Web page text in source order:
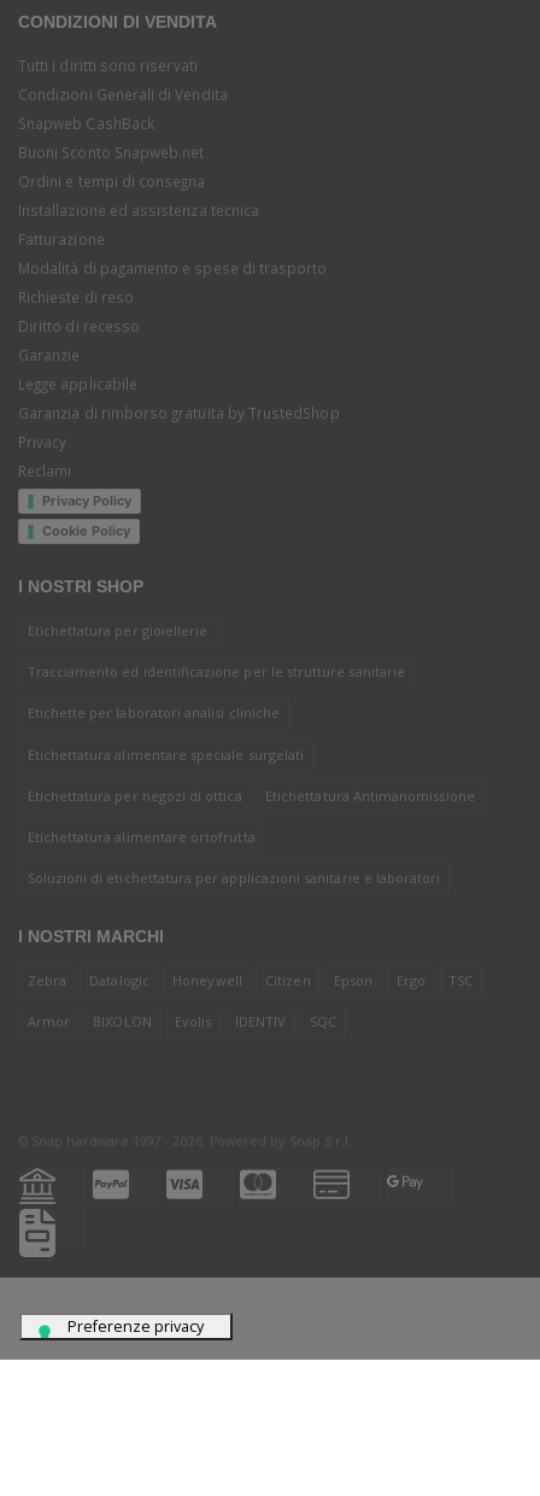
CONDIZIONI DI VENDITA
Tutti i diritti sono riservati
Condizioni Generali di Vendita
Snapweb CashBack
Buoni Sconto Snapweb.net
Ordini e tempi di consegna
Installazione ed assistenza tecnica
Fatturazione
Modalità di pagamento e spese di trasporto
Richieste di reso
Diritto di recesso
Garanzie
Legge applicabile
Garanzia di rimborso gratuita by TrustedShop
Privacy
Reclami
Privacy Policy
Cookie Policy
I NOSTRI SHOP
Etichettatura per gioiellerie
Tracciamento ed identificazione per le strutture sanitarie
Etichette per laboratori analisi cliniche
Etichettatura alimentare speciale surgelati
Etichettatura per negozi di ottica Etichettatura Antimanomissione
Etichettatura alimentare ortofrutta
Soluzioni di etichettatura per applicazioni sanitarie e laboratori
I NOSTRI MARCHI
Zebra Datalogic Honeywell Citizen Epson Ergo TSC
Armor BIXOLON Evolis IDENTIV SQC
© Snap hardware 1997 - 2026. Powered by Snap S.r.l.